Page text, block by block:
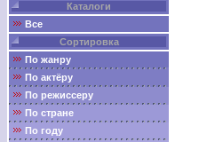
Каталоги
Все
Сортировка
По жанру
По актёру
По режиссеру
По стране
По году